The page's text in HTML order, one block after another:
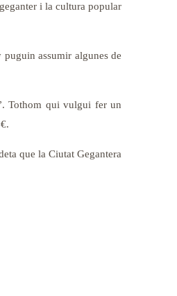
i la cultura popular
assumir algunes de
Tothom qui vulgui fer un
que la Ciutat Gegantera